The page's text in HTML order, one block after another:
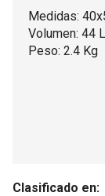
Medidas:
Volumen: 44 L
Peso: 2.4 Kg
Clasificado en: